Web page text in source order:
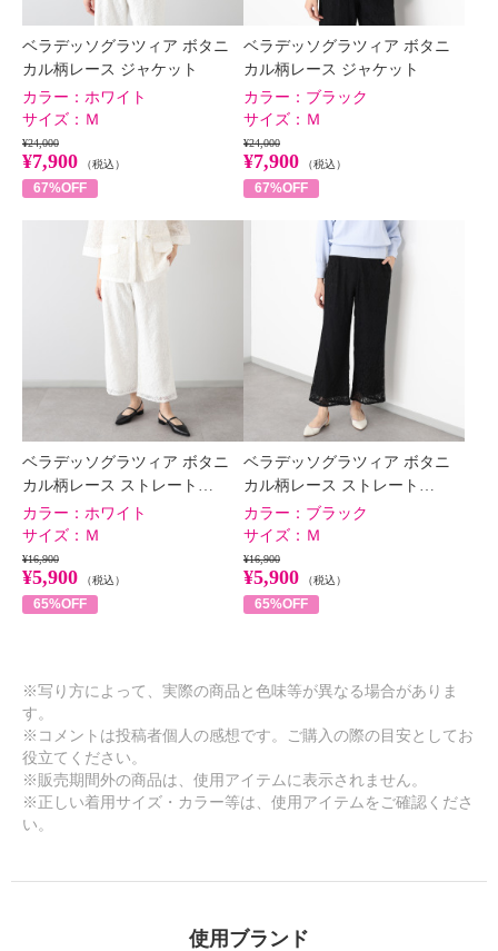
ベラデッソグラツィア ボタニ
カル柄レース ジャケット
カラー： ホワイト
サイズ： Ｍ
¥24,000
¥7,900 （税込）
67%OFF
ベラデッソグラツィア ボタニ
カル柄レース ジャケット
カラー： ブラック
サイズ： Ｍ
¥24,000
¥7,900 （税込）
67%OFF
ベラデッソグラツィア ボタニ
カル柄レース ストレート…
カラー： ホワイト
サイズ： Ｍ
¥16,900
¥5,900 （税込）
65%OFF
ベラデッソグラツィア ボタニ
カル柄レース ストレート…
カラー： ブラック
サイズ： Ｍ
¥16,900
¥5,900 （税込）
65%OFF
※写り方によって、実際の商品と色味等が異なる場合がありま
す。
※コメントは投稿者個人の感想です。ご購入の際の目安としてお
役立てください。
※販売期間外の商品は、使用アイテムに表示されません。
※正しい着用サイズ・カラー等は、使用アイテムをご確認くださ
い。
使用ブランド